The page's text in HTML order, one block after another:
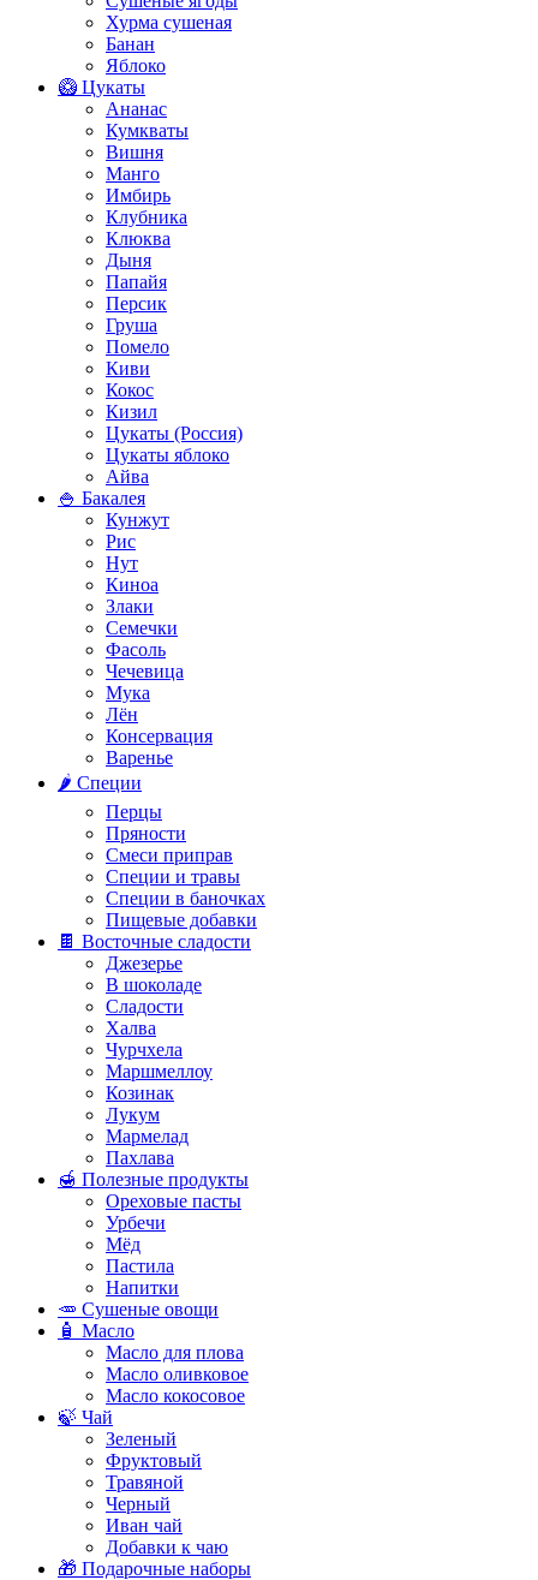
Хурма сушеная
Банан
Яблоко
🥝 Цукаты
Ананас
Кумкваты
Вишня
Манго
Имбирь
Клубника
Клюква
Дыня
Папайя
Персик
Груша
Помело
Киви
Кокос
Кизил
Цукаты (Россия)
Цукаты яблоко
Айва
🍚 Бакалея
Кунжут
Рис
Нут
Киноа
Злаки
Семечки
Фасоль
Чечевица
Мука
Лён
Консервация
Варенье
🌶️ Специи
Перцы
Пряности
Смеси приправ
Специи и травы
Специи в баночках
Пищевые добавки
🍫 Восточные сладости
Джезерье
В шоколаде
Сладости
Халва
Чурчхела
Маршмеллоу
Козинак
Лукум
Мармелад
Пахлава
🍯 Полезные продукты
Ореховые пасты
Урбечи
Мёд
Пастила
Напитки
🥕 Сушеные овощи
🧴 Масло
Масло для плова
Масло оливковое
Масло кокосовое
🍃 Чай
Зеленый
Фруктовый
Травяной
Черный
Иван чай
Добавки к чаю
🎁 Подарочные наборы